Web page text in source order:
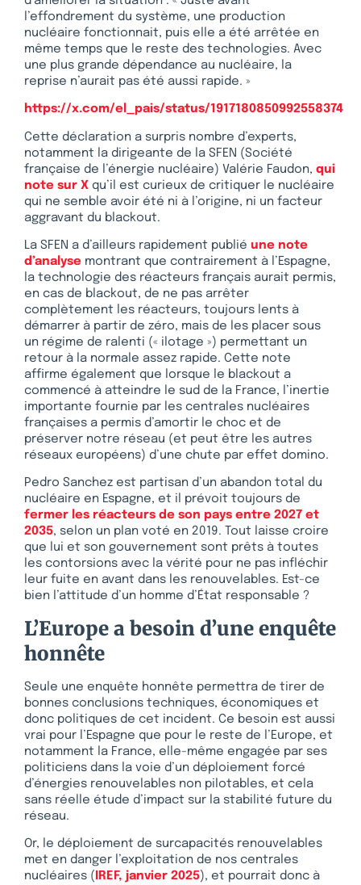
l’effondrement du système, une production
nucléaire fonctionnait, puis elle a été arrêtée en
même temps que le reste des technologies. Avec
une plus grande dépendance au nucléaire, la
reprise n’aurait pas été aussi rapide. »
https://x.com/el_pais/status/1917180850992558374
Cette déclaration a surpris nombre d’experts,
notamment la dirigeante de la SFEN (Société
française de l’énergie nucléaire) Valérie Faudon, qui
note sur X qu’il est curieux de critiquer le nucléaire
qui ne semble avoir été ni à l’origine, ni un facteur
aggravant du blackout.
La SFEN a d’ailleurs rapidement publié une note
d’analyse montrant que contrairement à l’Espagne,
la technologie des réacteurs français aurait permis,
en cas de blackout, de ne pas arrêter
complètement les réacteurs, toujours lents à
démarrer à partir de zéro, mais de les placer sous
un régime de ralenti (« ilotage ») permettant un
retour à la normale assez rapide. Cette note
affirme également que lorsque le blackout a
commencé à atteindre le sud de la France, l’inertie
importante fournie par les centrales nucléaires
françaises a permis d’amortir le choc et de
préserver notre réseau (et peut être les autres
réseaux européens) d’une chute par effet domino.
Pedro Sanchez est partisan d’un abandon total du
nucléaire en Espagne, et il prévoit toujours de
fermer les réacteurs de son pays entre 2027 et
2035, selon un plan voté en 2019. Tout laisse croire
que lui et son gouvernement sont prêts à toutes
les contorsions avec la vérité pour ne pas infléchir
leur fuite en avant dans les renouvelables. Est-ce
bien l’attitude d’un homme d’État responsable ?
L’Europe a besoin d’une enquête
honnête
Seule une enquête honnête permettra de tirer de
bonnes conclusions techniques, économiques et
donc politiques de cet incident. Ce besoin est aussi
vrai pour l’Espagne que pour le reste de l’Europe, et
notamment la France, elle-même engagée par ses
politiciens dans la voie d’un déploiement forcé
d’énergies renouvelables non pilotables, et cela
sans réelle étude d’impact sur la stabilité future du
réseau.
Or, le déploiement de surcapacités renouvelables
met en danger l’exploitation de nos centrales
nucléaires ( IREF, janvier 2025), et pourrait donc à